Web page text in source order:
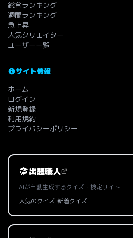
総合ランキング
週間ランキング
急上昇
人気クリエイター
ユーザー一覧
サイト情報
ホーム
ログイン
新規登録
利用規約
プライバシーポリシー
出題職人
AIが自動生成するクイズ・検定サイト
人気のクイズ|新着クイズ